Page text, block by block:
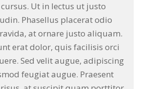
Ut in lectus ut justo
Phasellus placerat odio
at ornare justo aliquam.
erat dolor, quis facilisis orci
Sed velit augue, adipiscing
feugiat augue. Praesent